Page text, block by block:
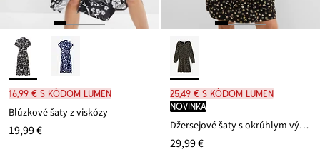
16,99 € s kódom LUMEN
Blúzkové šaty z viskózy
19,99 €
25,49 € s kódom LUMEN
novinka
Džersejové šaty s okrúhlym výstrihom
29,99 €